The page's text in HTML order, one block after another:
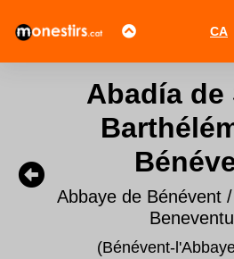
CA
Abadía de
Abbaye de Bénévent
(Bénévent-